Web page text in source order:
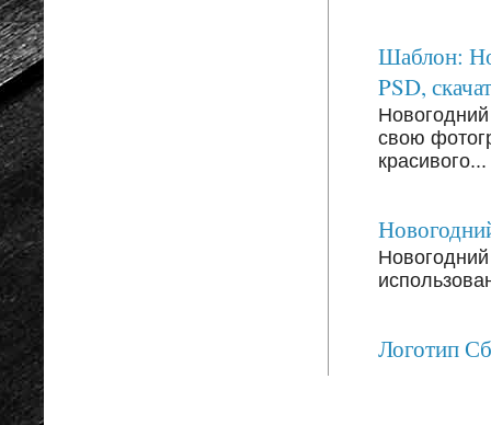
Шаблон:
PSD,
свою
красивого...
Логотип